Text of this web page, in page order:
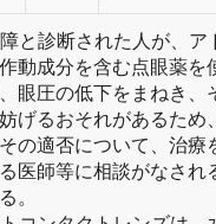
と診断された人が、ア
動成分を含む点眼薬を
眼圧の低下をまねき、
げるおそれがあるため
の適否について、治療
医師等に相談がなされ
。